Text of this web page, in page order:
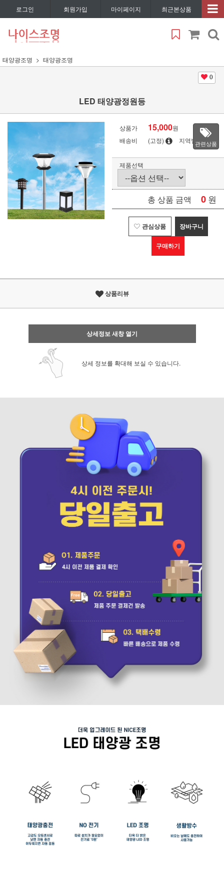
로그인 회원가입 마이페이지 최근본상품
태양광조명 태양광조명
0
LED 태양광정원등
상품가 15,000원
배송비
(고정) 지역별관련상품
제품선택
총 상품 금액 0 원
관심상품 장바구니
구매하기
상품리뷰
상세정보 새창 열기
상세 정보를 확대해 보실 수 있습니다.